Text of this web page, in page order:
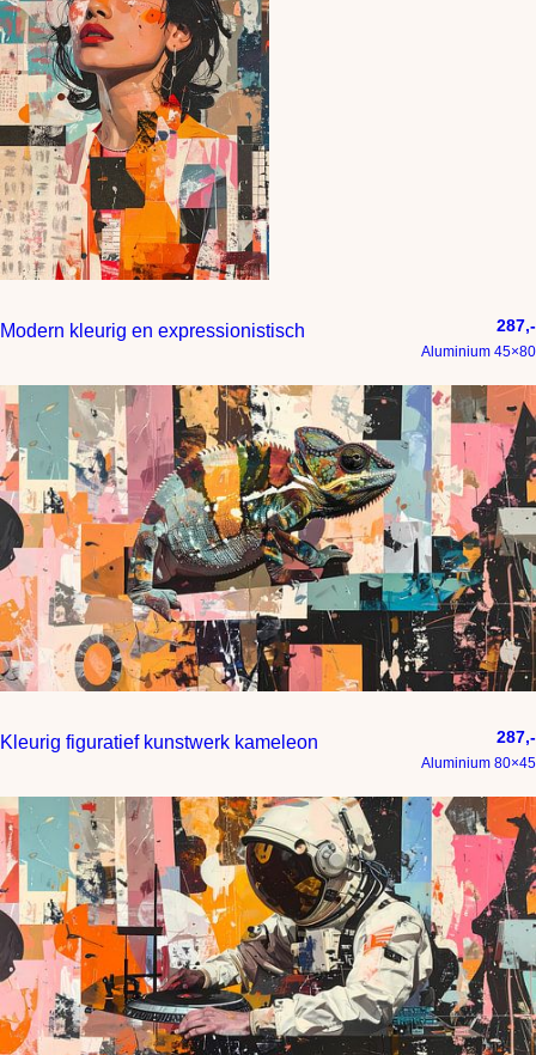
Modern kleurig en expressionistisch 287,-
Aluminium 45×80
Kleurig figuratief kunstwerk kameleon 287,-
Aluminium 80×45